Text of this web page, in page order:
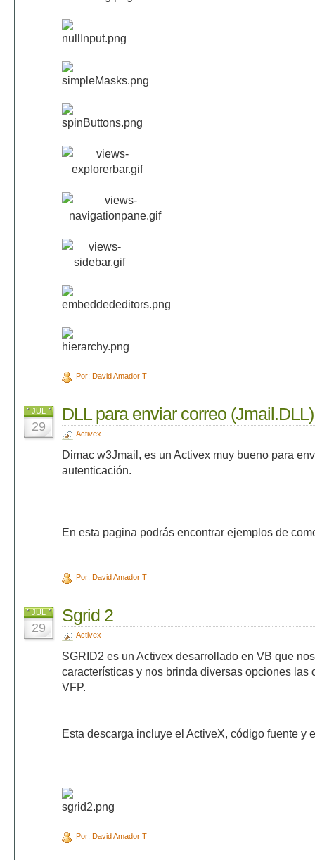
Por: David Amador T
JUL
29
DLL para enviar correo (Jmail.DLL)
Activex
Dimac w3Jmail, es un Activex muy bueno para
autenticación.
En esta pagina podrás encontrar ejemplos de
Por: David Amador T
JUL
29
Sgrid 2
Activex
SGRID2 es un Activex desarrollado en VB que
características y nos brinda diversas opciones las
VFP.
Esta descarga incluye el ActiveX, código fuente y
Por: David Amador T